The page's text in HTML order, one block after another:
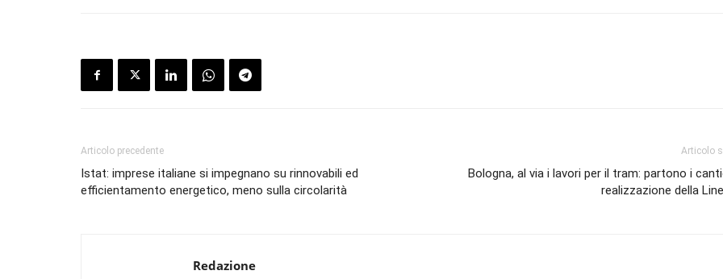
Articolo precedente
Istat: imprese italiane si impegnano su rinnovabili ed
efficientamento energetico, meno sulla circolarità
Articolo
Bologna, al via i lavori per il tram: partono i
realizzazione della
Redazione